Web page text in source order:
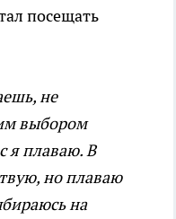
посещать
не
выбором
я плаваю. В
но плаваю
на